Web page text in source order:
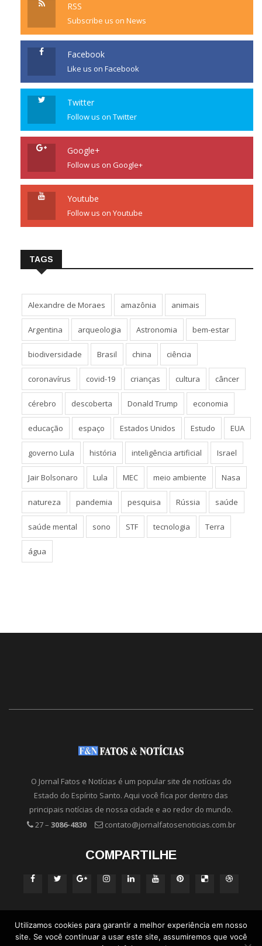
RSS
Subscribe us on News
Facebook
Like us on Facebook
Twitter
Follow us on Twitter
Google+
Follow us on Google+
Youtube
Follow us on Youtube
TAGS
Alexandre de Moraes amazônia animais
Argentina arqueologia Astronomia bem-estar
biodiversidade Brasil china ciência
coronavírus covid-19 crianças cultura câncer
cérebro descoberta Donald Trump economia
educação espaço Estados Unidos Estudo EUA
governo Lula história inteligência artificial Israel
Jair Bolsonaro Lula MEC meio ambiente Nasa
natureza pandemia pesquisa Rússia saúde
saúde mental sono STF tecnologia Terra
água
O Jornal Fatos e Notícias é um popular site de notícias do
Estado do Espírito Santo. Aqui você fica por dentro das
principais notícias de nossa cidade e ao redor do mundo.
27 – 3086-4830 contato@jornalfatosenoticias.com.br
COMPARTILHE
Utilizamos cookies para garantir a melhor experiência em nosso
site. Se você continuar a usar este site, assumiremos que você